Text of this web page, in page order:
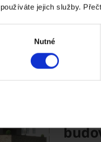
používáte jejich služby.
Nutné
Proč